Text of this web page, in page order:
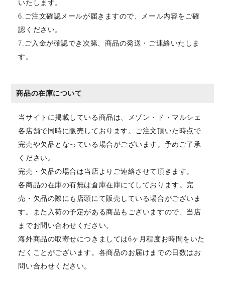
いたします。
6.ご注文確認メールが届きますので、メール内容をご確
認ください。
7.ご入金が確認でき次第、商品の発送・ご連絡いたしま
す。
商品の在庫について
当サイトに掲載している商品は、メゾン・ド・マルシェ
各店舗で同時に販売しております。ご注文頂いた時点で
完売や欠品となっている場合がございます。予めご了承
ください。
完売・欠品の場合は当店よりご連絡させて頂きます。
各商品の在庫の有無は倉庫在庫にてしております。完
売・欠品の際にも店頭にて販売している場合がございま
す。また入荷の予定がある商品もございますので、当店
までお問い合わせください。
海外商品の取寄せにつきましては6ヶ月程度お時間をいた
だくことがございます。各商品のお届けまでの日数はお
問い合わせください。